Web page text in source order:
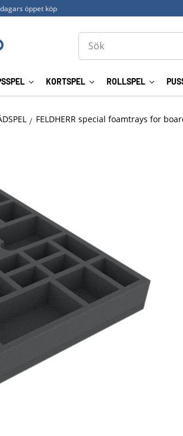
öppet köp
KORTSPEL ROLLSPEL
FELDHERR special foamtrays for